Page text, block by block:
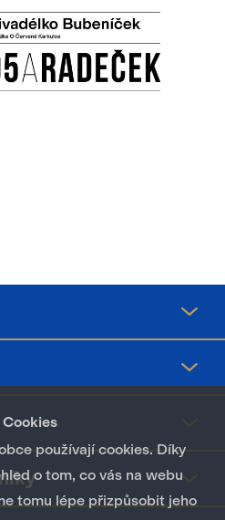
Cookies
používají cookies. Díky
o tom, co vás na webu
tomu lépe přizpůsobit jeho